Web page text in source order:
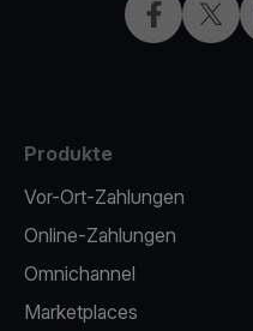
Facebook
X
Produkte
Vor-Ort-Zahlungen
Online-Zahlungen
Omnichannel
Marketplaces